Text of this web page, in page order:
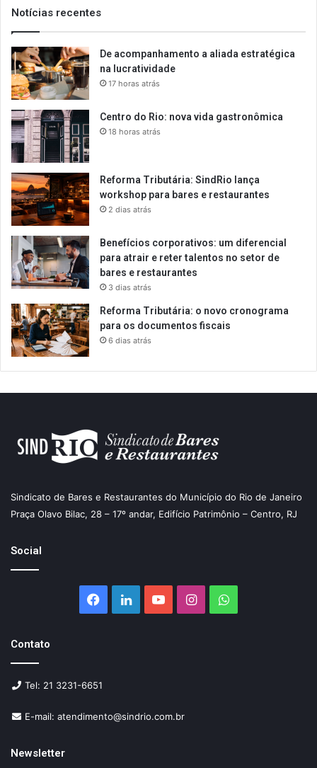
Notícias recentes
De acompanhamento a aliada estratégica
na lucratividade
17 horas atrás
Centro do Rio: nova vida gastronômica
18 horas atrás
Reforma Tributária: SindRio lança
workshop para bares e restaurantes
2 dias atrás
Benefícios corporativos: um diferencial
para atrair e reter talentos no setor de
bares e restaurantes
3 dias atrás
Reforma Tributária: o novo cronograma
para os documentos fiscais
6 dias atrás
Sindicato de Bares e Restaurantes do Município do Rio de Janeiro
Praça Olavo Bilac, 28 – 17º andar, Edifício Patrimônio – Centro, RJ
Social
Facebook
LinkedinYouTubeInstagramWhatsApp
Contato
Tel: 21 3231-6651
E-mail: atendimento@sindrio.com.br
Newsletter